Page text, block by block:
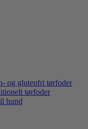
og glutenfri tørfoder
tørfoder
hund